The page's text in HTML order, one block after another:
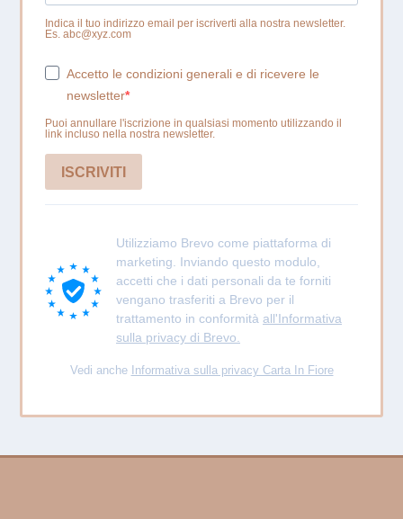
Indica il tuo indirizzo email per iscriverti alla nostra newsletter.
Es. abc@xyz.com
Accetto le condizioni generali e di ricevere le
newsletter
Puoi annullare l'iscrizione in qualsiasi momento utilizzando il
link incluso nella nostra newsletter.
ISCRIVITI
Utilizziamo Brevo come piattaforma di
marketing. Inviando questo modulo,
accetti che i dati personali da te forniti
vengano trasferiti a Brevo per il
trattamento in conformità all'Informativa
sulla privacy di Brevo.
Vedi anche Informativa sulla privacy Carta In Fiore